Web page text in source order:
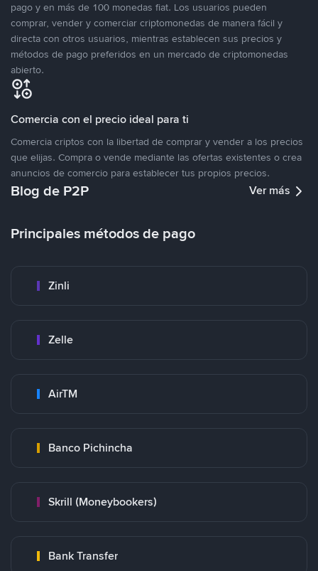
pago y en más de 100 monedas fiat. Los usuarios pueden
comprar, vender y comerciar criptomonedas de manera fácil y
directa con otros usuarios, mientras establecen sus precios y
métodos de pago preferidos en un mercado de criptomonedas
abierto.
Comercia con el precio ideal para ti
Comercia criptos con la libertad de comprar y vender a los precios
que elijas. Compra o vende mediante las ofertas existentes o crea
anuncios de comercio para establecer tus propios precios.
Blog de P2P Ver más
Principales métodos de pago
Zinli
Zelle
AirTM
Banco Pichincha
Skrill (Moneybookers)
Bank Transfer